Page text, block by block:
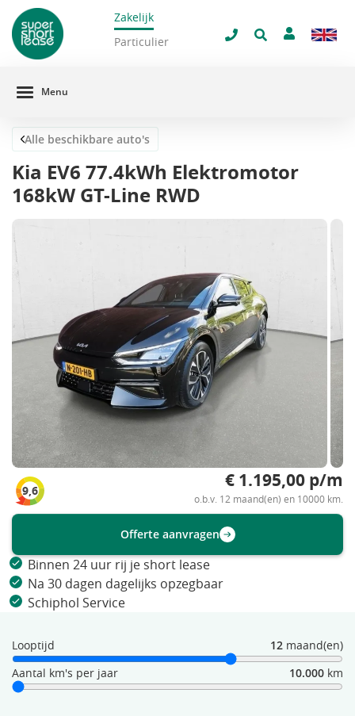
Zakelijk
Particulier
Menu
Alle beschikbare auto's
Kia EV6 77.4kWh Elektromotor
168kW GT-Line RWD
9,6 € 1.195,00 p/m
o.b.v. 12 maand(en) en 10000 km.
Offerte aanvragen
Binnen 24 uur rij je short lease
Na 30 dagen dagelijks opzegbaar
Schiphol Service
Looptijd 12 maand(en)
Aantal km's per jaar
10.000 km
Sluit